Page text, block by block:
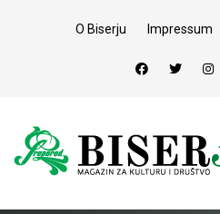
O Biserju Impressum